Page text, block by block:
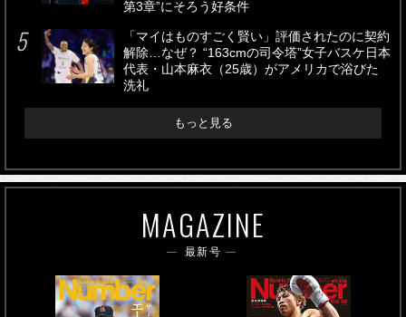
第3章”にそろう好条件
「マイはものすごく賢い」評価されたのに契約
解除…なぜ？ “163cmの司令塔”女子バスケ日本
代表・山本麻衣（25歳）がアメリカで浴びた
洗礼
もっと見る
MAGAZINE
最新号